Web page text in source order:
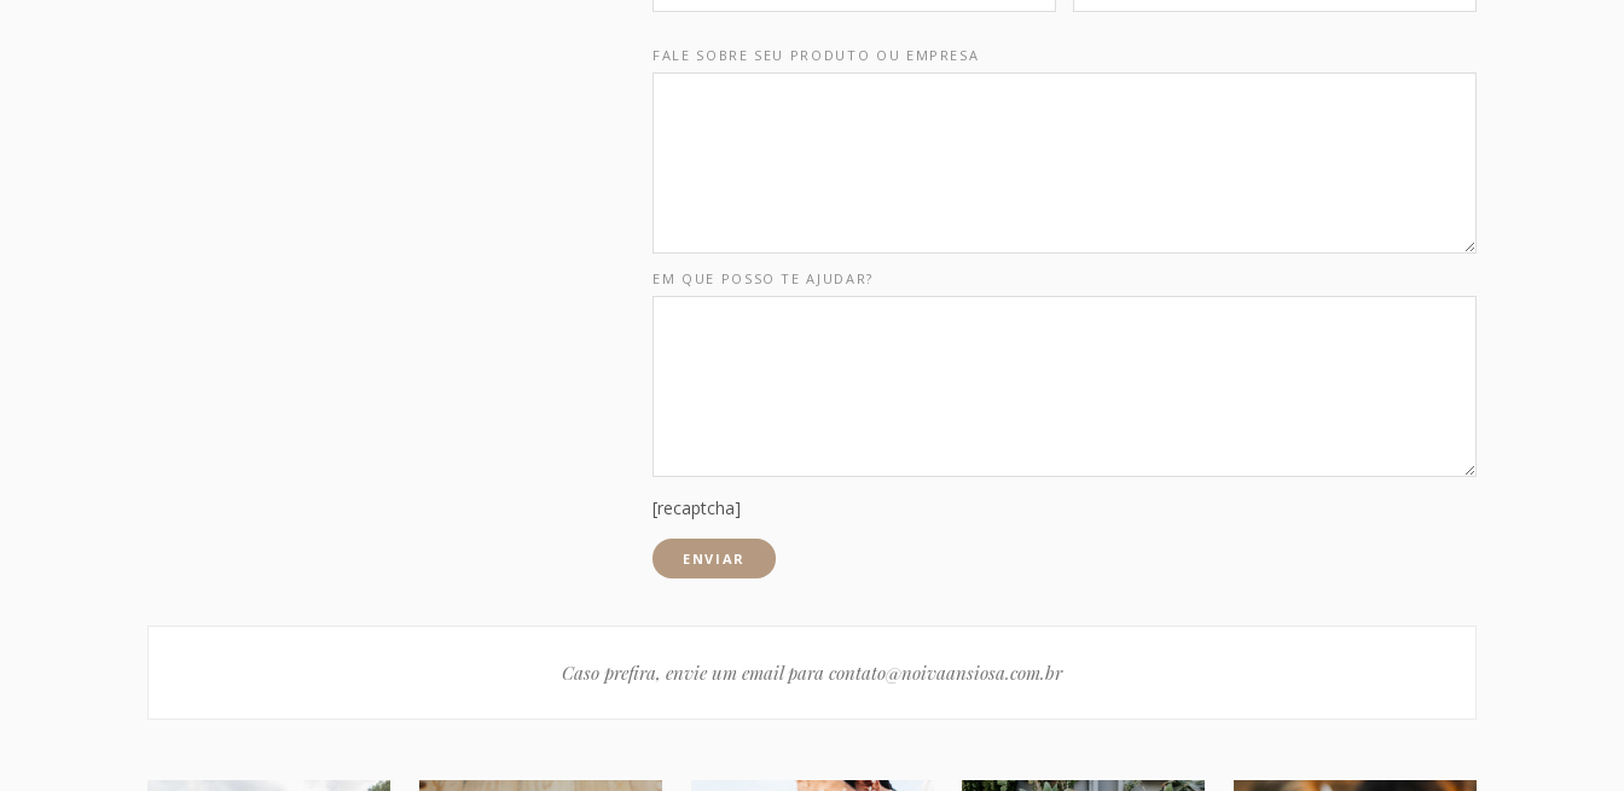
FALE SOBRE SEU PRODUTO OU EMPRESA
EM QUE POSSO TE AJUDAR?
[recaptcha]
Caso prefira, envie um email para contato@noivaansiosa.com.br